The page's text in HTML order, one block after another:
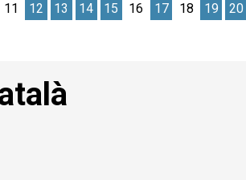
11
12
13
14
15
16
17
18
19
20